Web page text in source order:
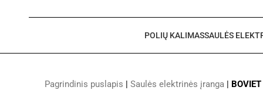
POLIŲ KALIMASSAULĖS
Pagrindinis puslapis | Saulės elektrinės įranga |